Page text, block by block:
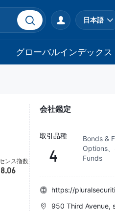
日本語
グローバルインデックス
会社鑑定
取引品種
4
Bonds &
Options
Funds
https://
950 Third Avenue,